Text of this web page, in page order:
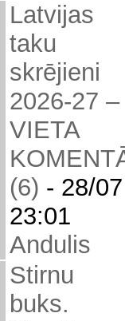
Latvijas
taku
skrējieni
2026-27 –
VIETA
(6) - 28/07
23:01
Andulis
Stirnu
buks.